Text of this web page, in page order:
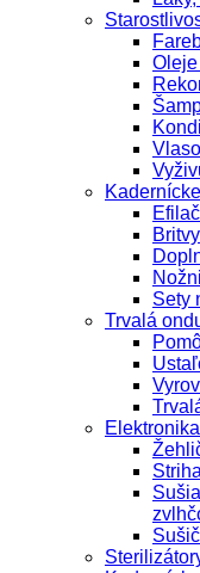
Sety
Trvalá
Elektronika